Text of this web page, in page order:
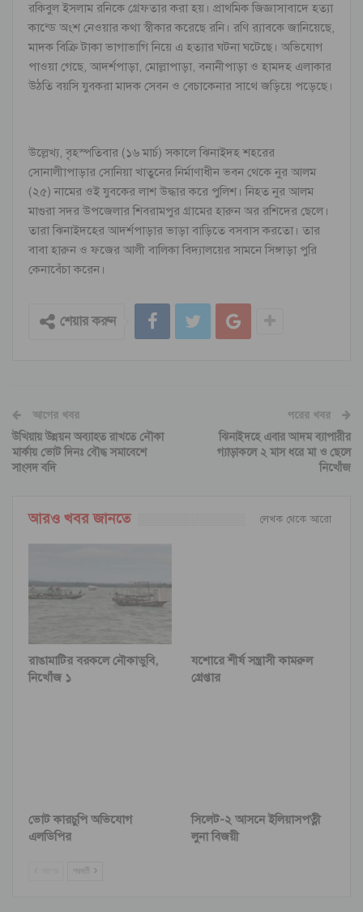
রকিবুল ইসলাম রনিকে গ্রেফতার করা হয়। প্রাথমিক জিজ্ঞাসাবাদে হত্যা
কান্ডে অংশ নেওয়ার কথা স্বীকার করেছে রনি। রণি র‌্যাবকে জানিয়েছে,
মাদক বিক্রি টাকা ভাগাভাগি নিয়ে এ হত্যার ঘটনা ঘটেছে। অভিযোগ
পাওয়া গেছে, আদর্শপাড়া, মোল্লাপাড়া, বনানীপাড়া ও হামদহ এলাকার
উঠতি বয়সি যুবকরা মাদক সেবন ও বেচাকেনার সাথে জড়িয়ে পড়েছে।
উল্লেখ্য, বৃহস্পতিবার (১৬ মার্চ) সকালে ঝিনাইদহ শহরের
সোনালীাপাড়ার সোনিয়া খাতুনের নির্মাণাধীন ভবন থেকে নুর আলম
(২৫) নামের ওই যুবকের লাশ উদ্ধার করে পুলিশ। নিহত নুর আলম
মাগুরা সদর উপজেলার শিবরামপুর গ্রামের হারুন অর রশিদের ছেলে।
তারা ঝিনাইদহের আদর্শপাড়ার ভাড়া বাড়িতে বসবাস করতো। তার
বাবা হারুন ও ফজের আলী বালিকা বিদ্যালয়ের সামনে সিঙ্গাড়া পুরি
কেনাবেঁচা করেন।
শেয়ার করুন
আগের খবর
উখিয়ায় উন্নয়ন অব্যাহত রাখতে নৌকা
মার্কায় ভোট দিনঃ বৌদ্ধ সমাবেশে
সাংসদ বদি
পরের খবর
ঝিনাইদহে এবার আদম ব্যাপারীর
গ্যাড়াকলে ২ মাস ধরে মা ও ছেলে
নিখোঁজ
আরও খবর জানতে লেখক থেকে আরো
রাঙামাটির বরকলে নৌকাডুবি,
নিখোঁজ ১
যশোরে শীর্ষ সন্ত্রাসী কামরুল
গ্রেপ্তার
ভোট কারচুপি অভিযোগ
এলডিপির
সিলেট-২ আসনে ইলিয়াসপত্নী
লুনা বিজয়ী
পরবর্তী